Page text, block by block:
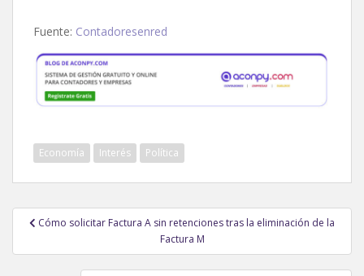
Fuente: Contadoresenred
Economía Interés Política
Navegación
entradas
Cómo solicitar Factura A sin retenciones tras la eliminación de la
Factura M